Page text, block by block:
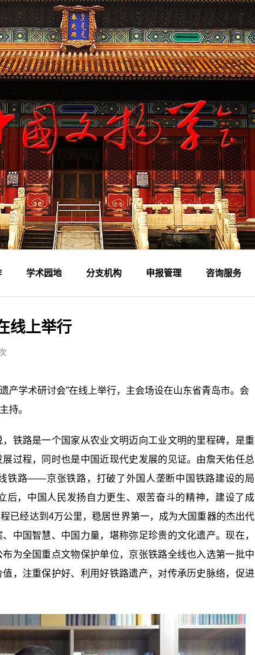
学术园地
学术活动
专家论坛
科研成果
理论视野
分支机构 申报管理
入会申请
论坛备案
财务管理
咨询服务
会员查询
法律咨询
监制查询
线上举行
学术研讨会”在线上举行，主会场设在山东省青岛市。会
持。
铁路是一个国家从农业文明迈向工业文明的里程碑，是重
过程，同时也是中国近现代史发展的见证。由詹天佑任总
铁路——京张铁路，打破了外国人垄断中国铁路建设的局
后，中国人民发扬自力更生、艰苦奋斗的精神，建设了成
已经达到4万公里，稳居世界第一，成为大国重器的杰出代
中国智慧、中国力量，堪称弥足珍贵的文化遗产。现在，
为全国重点文物保护单位，京张铁路全线也入选第一批中
，注重保护好、利用好铁路遗产，对传承历史脉络，促进